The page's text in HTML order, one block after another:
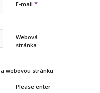
E-mail *
Webová
stránka
webovou stránku
Please enter